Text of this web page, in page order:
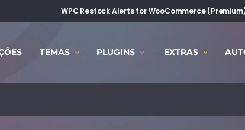
WPC Restock Alerts for WooCommerce
TEMAS PLUGINS EXTRAS